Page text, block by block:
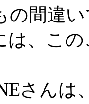
の間違
は、こ
さんは